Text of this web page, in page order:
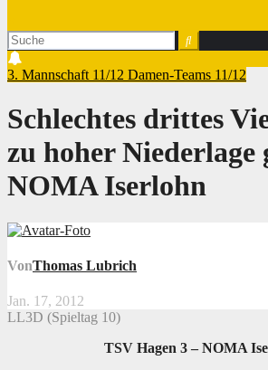
3. Mannschaft 11/12 Damen-Teams 11/12
Schlechtes drittes
zu hoher Niederlage
NOMA Iserlohn
VonThomas Lubrich
Jan. 17, 2012
LL3D (Spieltag 10)
TSV Hagen 3 – NOMA